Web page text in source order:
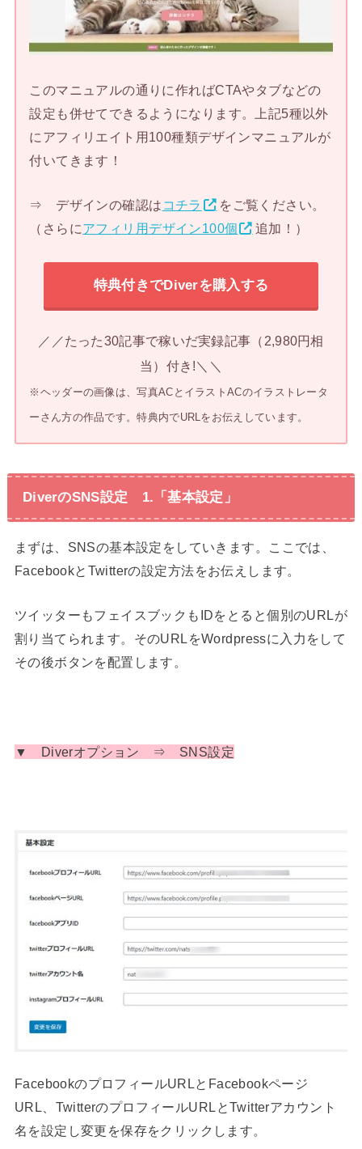
このマニュアルの通りに作ればCTAやタブなどの
設定も併せてできるようになります。上記5種以外
にアフィリエイト用100種類デザインマニュアルが
付いてきます！
⇒ デザインの確認は コチラ
をご覧ください。
（さらにアフィリ用デザイン100個 追加！）
特典付きでDiverを購入する
／／たった30記事で稼いだ実録記事（2,980円相
当）付き!＼＼
※ヘッダーの画像は、写真ACとイラストACのイラストレータ
ーさん方の作品です。特典内でURLをお伝えしています。
DiverのSNS設定 1.「基本設定」
まずは、SNSの基本設定をしていきます。ここでは、
FacebookとTwitterの設定方法をお伝えします。
ツイッターもフェイスブックもIDをとると個別のURLが
割り当てられます。そのURLをWordpressに入力をして
その後ボタンを配置します。
▼ Diverオプション ⇒ SNS設定
FacebookのプロフィールURLとFacebookページ
URL、TwitterのプロフィールURLとTwitterアカウント
名を設定し変更を保存をクリックします。